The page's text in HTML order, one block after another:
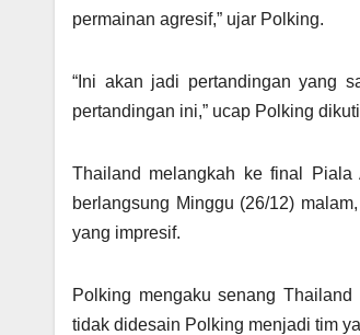
permainan agresif,” ujar Polking.
“Ini akan jadi pertandingan yang
pertandingan ini,” ucap Polking
Thailand melangkah ke final
berlangsung Minggu (26/12)
yang impresif.
Polking mengaku senang
tidak didesain Polking menjadi tim